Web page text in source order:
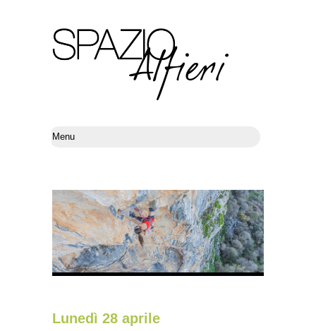
Lunedì 28 aprile